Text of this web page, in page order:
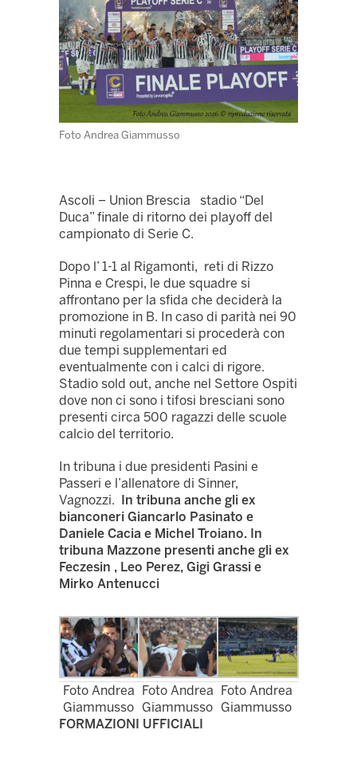
Foto Andrea Giammusso
Ascoli – Union Brescia stadio “Del
Duca” finale di ritorno dei playoff del
campionato di Serie C.
Dopo l’ 1-1 al Rigamonti, reti di Rizzo
Pinna e Crespi, le due squadre si
affrontano per la sfida che deciderà la
promozione in B. In caso di parità nei 90
minuti regolamentari si procederà con
due tempi supplementari ed
eventualmente con i calci di rigore.
Stadio sold out, anche nel Settore Ospiti
dove non ci sono i tifosi bresciani sono
presenti circa 500 ragazzi delle scuole
calcio del territorio.
In tribuna i due presidenti Pasini e
Passeri e l’allenatore di Sinner,
Vagnozzi. In tribuna anche gli ex
bianconeri Giancarlo Pasinato e
Daniele Cacia e Michel Troiano. In
tribuna Mazzone presenti anche gli ex
Feczesin , Leo Perez, Gigi Grassi e
Mirko Antenucci
Foto Andrea
Giammusso
Foto Andrea
Giammusso
Foto Andrea
Giammusso
FORMAZIONI UFFICIALI